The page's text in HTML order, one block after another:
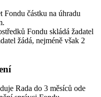
Fondu částku na úhradu
Fondu skládá žadatel
žádá, nejméně však 2
Rada do 3 měsíců ode